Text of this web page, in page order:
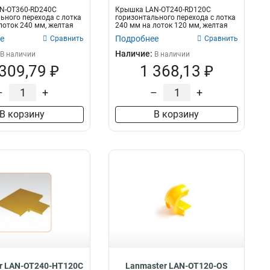
OT360-RD240C
перехода с лотка
240 мм, желтая
Сравнить
В наличии
₽
+
В корзину
Крышка LAN-OT240-RD120C
горизонтального перехода с лотка
240 мм на лоток 120 мм, желтая
Подробнее Сравнить
Наличие: В наличии
1 368,13 ₽
– +
В корзину
LAN-OT240-HT120C Lanmaster LAN-OT120-OS